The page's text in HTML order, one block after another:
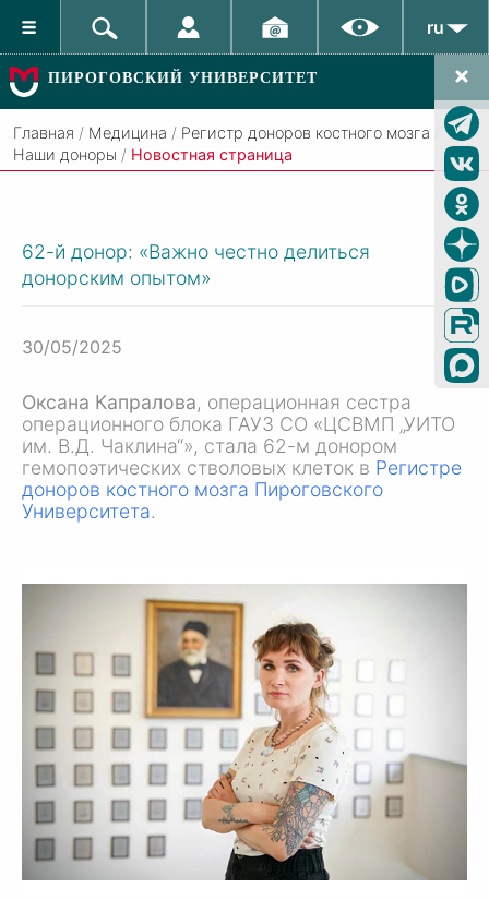
ru
ПИРОГОВСКИЙ УНИВЕРСИТЕТ
Главная / Медицина / Регистр доноров костного мозга
Наши доноры / Новостная страница
62-й донор: «Важно честно делиться
донорским опытом»
30/05/2025
Оксана Капралова, операционная сестра
операционного блока ГАУЗ СО «ЦСВМП „УИТО
им. В.Д. Чаклина“», стала 62-м донором
гемопоэтических стволовых клеток в Регистре
доноров костного мозга Пироговского
Университета.